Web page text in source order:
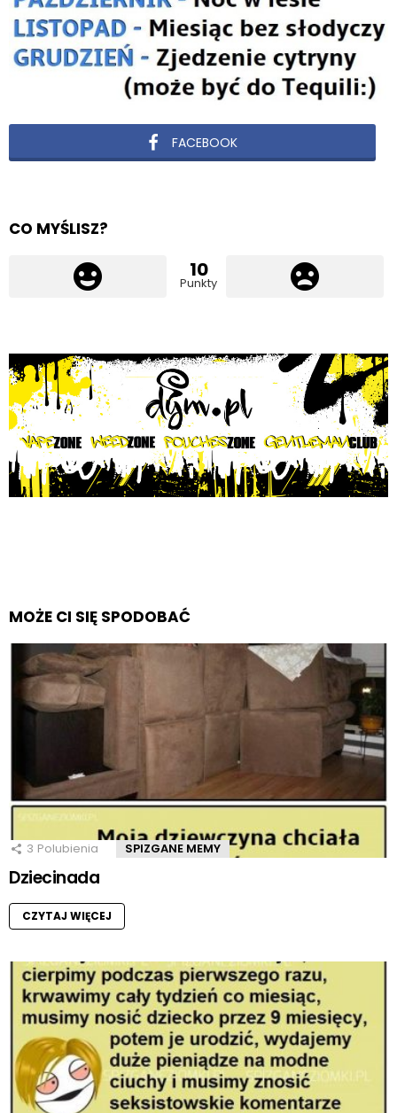
FACEBOOK
CO MYŚLISZ?
10
Punkty
MOŻE CI SIĘ SPODOBAĆ
3 Polubienia SPIZGANE MEMY
Dziecinada
CZYTAJ WIĘCEJ